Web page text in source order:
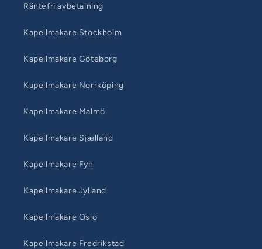
Räntefri avbetalning
Kapellmakare Stockholm
Kapellmakare Göteborg
Kapellmakare Norrköping
Kapellmakare Malmö
Kapellmakare Sjælland
Kapellmakare Fyn
Kapellmakare Jylland
Kapellmakare Oslo
Kapellmakare Fredrikstad